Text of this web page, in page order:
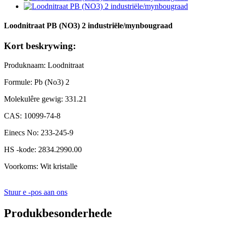
Loodnitraat PB (NO3) 2 industriële/mynbougraad
Kort beskrywing:
Produknaam: Loodnitraat
Formule: Pb (No3) 2
Molekulêre gewig: 331.21
CAS: 10099-74-8
Einecs No: 233-245-9
HS -kode: 2834.2990.00
Voorkoms: Wit kristalle
Stuur e -pos aan ons
Produkbesonderhede